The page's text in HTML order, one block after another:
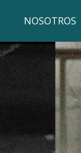
NOSOTROS